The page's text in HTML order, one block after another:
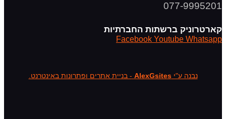
077-9995201
קארטרוניק ברשתות החברתיות
Facebook Youtube Whatsapp
נבנה ע"יAlexGsites - בניית אתרים ופתרונות באינטרנט.